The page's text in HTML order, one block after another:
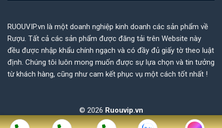
RUOUVIP.vn là một doanh nghiệp kinh doanh các sản phẩm về
Rượu. Tất cả các sản phẩm được đăng tải trên Website này
đều được nhập khẩu chính ngạch và có đầy đủ giấy tờ theo luật
định. Chúng tôi luôn mong muốn được sự lựa chọn và tin tưởng
từ khách hàng, cũng như cam kết phục vụ một cách tốt nhất !
© 2026 Ruouvip.vn